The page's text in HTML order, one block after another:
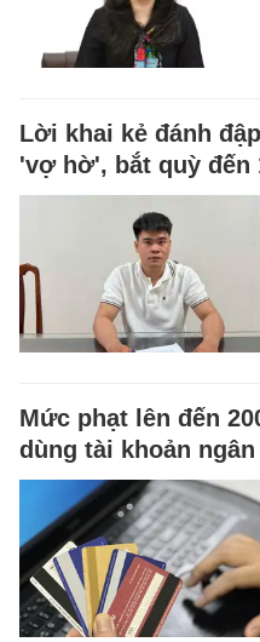
Lời khai kẻ đánh
'vợ hờ', bắt quỳ đến
Mức phạt lên đến
dùng tài khoản